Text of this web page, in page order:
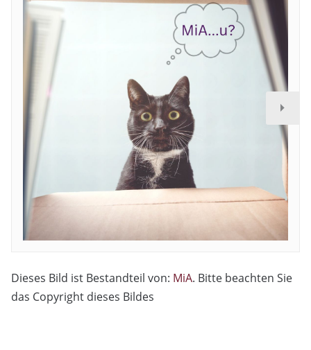
Dieses Bild ist Bestandteil von: MiA. Bitte beachten Sie
das Copyright dieses Bildes